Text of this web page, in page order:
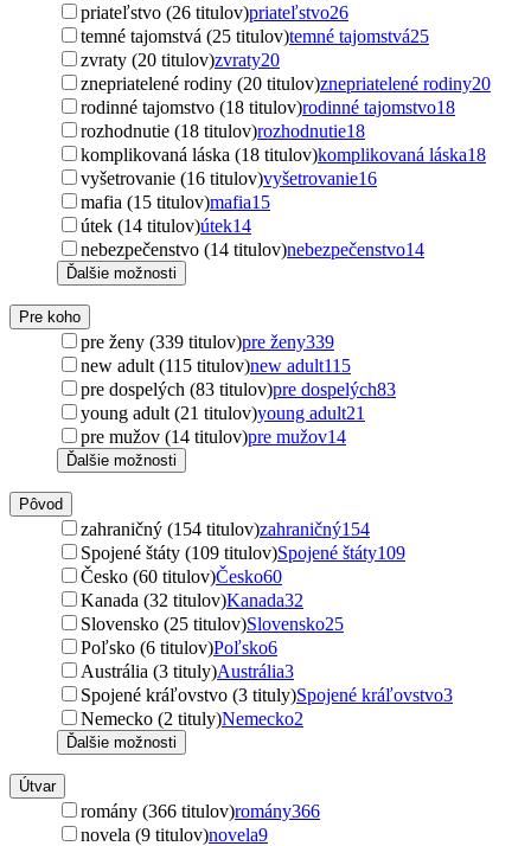
priateľstvo (26 titulov)priateľstvo26
temné tajomstvá (25 titulov)temné tajomstvá25
zvraty (20 titulov)zvraty20
znepriatelené rodiny (20 titulov)znepriatelené rodiny20
rodinné tajomstvo (18 titulov)rodinné tajomstvo18
rozhodnutie (18 titulov)rozhodnutie18
komplikovaná láska (18 titulov)komplikovaná láska18
vyšetrovanie (16 titulov)vyšetrovanie16
mafia (15 titulov)mafia15
útek (14 titulov)útek14
nebezpečenstvo (14 titulov)nebezpečenstvo14
Ďalšie možnosti
Pre koho
pre ženy (339 titulov)pre ženy339
new adult (115 titulov)new adult115
pre dospelých (83 titulov)pre dospelých83
young adult (21 titulov)young adult21
pre mužov (14 titulov)pre mužov14
Ďalšie možnosti
Pôvod
zahraničný (154 titulov)zahraničný154
Spojené štáty (109 titulov)Spojené štáty109
Česko (60 titulov)Česko60
Kanada (32 titulov)Kanada32
Slovensko (25 titulov)Slovensko25
Poľsko (6 titulov)Poľsko6
Austrália (3 tituly)Austrália3
Spojené kráľovstvo (3 tituly)Spojené kráľovstvo3
Nemecko (2 tituly)Nemecko2
Ďalšie možnosti
Útvar
romány (366 titulov)romány366
novela (9 titulov)novela9